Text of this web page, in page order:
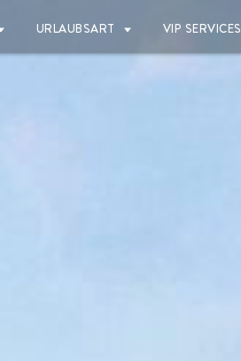
URLAUBSART VIP SERVICES